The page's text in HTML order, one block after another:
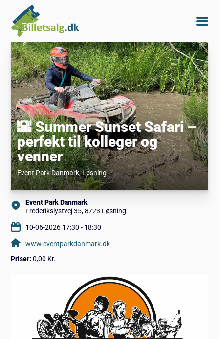
🌇 Summer Sunset Safari –
perfekt til kolleger og
venner
Event Park Danmark, Løsning
Event Park Danmark
Frederikslystvej 35, 8723 Løsning
10-06-2026 17:30 - 18:30
www.eventparkdanmark.dk
Priser: 0,00 Kr.